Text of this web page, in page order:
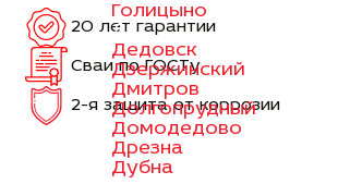
Голицыно
Д
Дедовск
Дзержинский
Дмитров
Долгопрудный
Домодедово
Дрезна
Дубна
20 лет гарантии
Сваи по ГОСТу
2-я защита от коррозии